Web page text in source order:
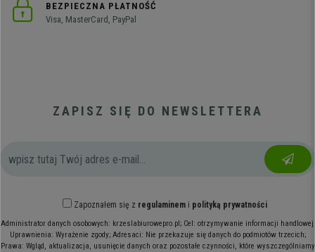
BEZPIECZNA PŁATNOŚĆ
Visa, MasterCard, PayPal
ZAPISZ SIĘ DO NEWSLETTERA
Zapoznałem się z regulaminemi polityką prywatności
Administrator danych osobowych: krzeslabiurowepro.pl; Cel: otrzymywanie informacji handlowej;
Uprawnienia: Wyrażenie zgody; Adresaci: Nie przekazuje się danych do podmiotów trzecich;
Prawa: Wgląd, aktualizacja, usunięcie danych oraz pozostałe czynności, które wyszczególniamy